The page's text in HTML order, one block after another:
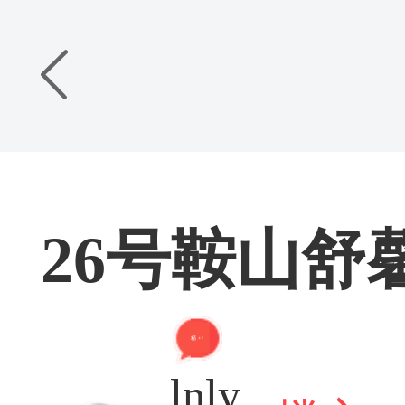
26号鞍山舒
精 + 9
lnly